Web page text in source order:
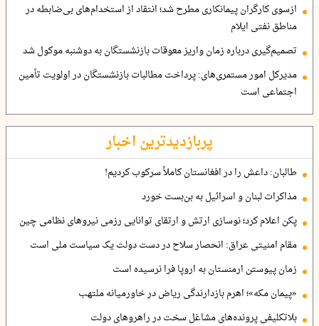
ازسوی کارگران پیمانکاری مطرح شد؛ انتقاد از استخدام‌های بی‌ضابطه در
مناطق نفتی ایلام
تصمیم‌گیری درباره زمان واریز معوقات بازنشستگان به دوشنبه موکول شد
مدیرکل امور مستمری‌های: پرداخت مطالبات بازنشستگان در اولویت تأمین
اجتماعی است
پربازدیدترین اخبار
طالبان: داعش را در افغانستان کاملاً سرکوب کردیم!
مذاکرات لبنان و اسرائیل به بن‌بست خورد
پکن اعلام کرد؛ نوسازی ارتش و ارتقای توانایی رزمی نیروهای نظامی چین
مقام امنیتی عراق: انحصار سلاح در دست دولت یک سیاست ملی است
زمان پیوستن ارمنستان به اروپا فرا نرسیده است
«پیمان مکه»؛ اهرم بازدارندگی ریاض در خاورمیانه ملتهب
بلاتکلیفی پرونده‌های مشاغل سخت در راهروهای دولت